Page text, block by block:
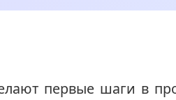
первые шаги в